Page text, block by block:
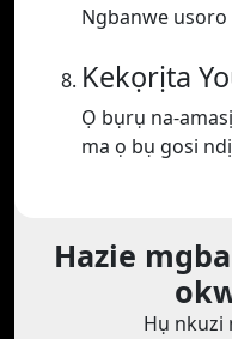
Ngbanwe usoro
Kekọrịta
Ọ bụrụ na-
ma ọ bụ gosi
Hazie
Hụ nkuzi